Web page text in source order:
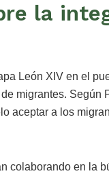
la
León XIV en el
migrantes. Según
aceptar a los
colaborando en la